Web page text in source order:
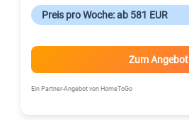
Preis pro Woche: ab 581 EUR
Zum Angebot
Ein Partner-Angebot von HomeToGo